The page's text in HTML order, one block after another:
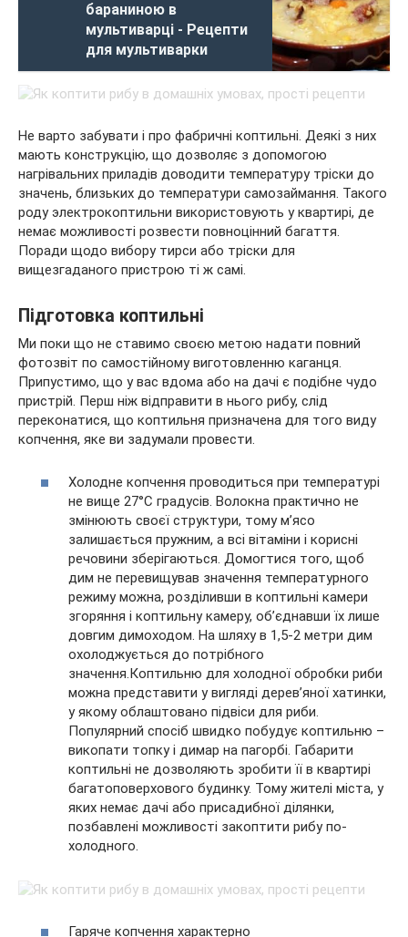
бараниною в
мультиварці - Рецепти
для мультиварки
Не варто забувати і про фабричні коптильні. Деякі з них
мають конструкцію, що дозволяє з допомогою
нагрівальних приладів доводити температуру тріски до
значень, близьких до температури самозаймання. Такого
роду электрокоптильни використовують у квартирі, де
немає можливості розвести повноцінний багаття.
Поради щодо вибору тирси або тріски для
вищезгаданого пристрою ті ж самі.
Підготовка коптильні
Ми поки що не ставимо своєю метою надати повний
фотозвіт по самостійному виготовленню каганця.
Припустимо, що у вас вдома або на дачі є подібне чудо
пристрій. Перш ніж відправити в нього рибу, слід
переконатися, що коптильня призначена для того виду
копчення, яке ви задумали провести.
Холодне копчення проводиться при температурі
не вище 27°C градусів. Волокна практично не
змінюють своєї структури, тому м’ясо
залишається пружним, а всі вітаміни і корисні
речовини зберігаються. Домогтися того, щоб
дим не перевищував значення температурного
режиму можна, розділивши в коптильні камери
згоряння і коптильну камеру, об’єднавши їх лише
довгим димоходом. На шляху в 1,5-2 метри дим
охолоджується до потрібного
значення.Коптильню для холодної обробки риби
можна представити у вигляді дерев’яної хатинки,
у якому облаштовано підвіси для риби.
Популярний спосіб швидко побудує коптильню –
викопати топку і димар на пагорбі. Габарити
коптильні не дозволяють зробити її в квартирі
багатоповерхового будинку. Тому жителі міста, у
яких немає дачі або присадибної ділянки,
позбавлені можливості закоптити рибу по-
холодного.
Гаряче копчення характерно